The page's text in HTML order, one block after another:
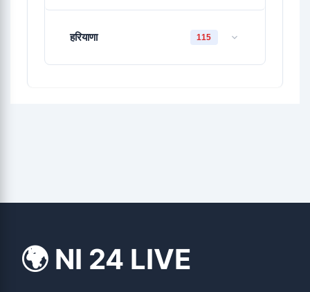
हरियाणा 115
🌍 NI 24 LIVE